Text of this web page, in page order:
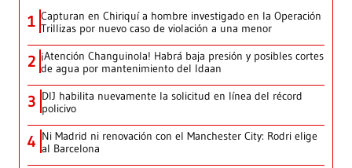
1 Capturan en Chiriquí a hombre investigado en la Operación
Trillizas por nuevo caso de violación a una menor
2 ¡Atención Changuinola! Habrá baja presión y posibles cortes
de agua por mantenimiento del Idaan
3 DIJ habilita nuevamente la solicitud en línea del récord
policivo
4 Ni Madrid ni renovación con el Manchester City: Rodri elige
al Barcelona